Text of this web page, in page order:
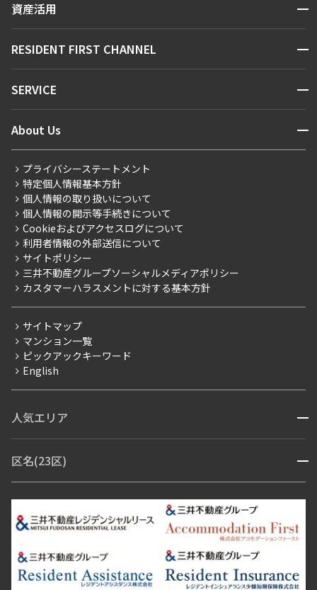
新着情報から探す
新着募集情報
こだわりから探す
こだわり一覧
プレミアムマンション
新築
当社限定（港区・渋谷区）
当社限定（港区・渋谷区以外）
三井不動産企画
賃料改定
フリーレント
ペット可
ブランドマンション
お問い合わせ
資産活用 開閉
お問い合わせ
RESIDENT FIRST CHANNEL 開閉
マンションレポート
住まいのコラム
SERVICE 開閉
会員ページ
ご入居・提携サービス
お部屋探しからご契約まで
よくあるご質問
社宅紹介
【仲介会社様向け】当社仲介事業部取り扱い物件入居申込
About Us 開閉
会社情報
事業案内
採用情報
ニュースリリース
お問い合わせ
プライバシーステートメント
特定個人情報基本方針
個人情報の取り扱いについて
個人情報の開示等手続きについて
Cookieおよびアクセスログについて
利用者情報の外部送信について
サイトポリシー
三井不動産グループソーシャルメディアポリシー
カスタマーハラスメントに対する基本方針
サイトマップ
マンション一覧
ピックアックキーワード
English
人気エリア 開閉
青山・表参道・原宿
市ヶ谷・神楽坂・飯田橋
三田・芝・浜松町
芝浦・汐留・品川
月島・勝どき・豊洲
本郷・春日・小石川
目白・高田馬場・早稲田
池尻大橋・三軒茶屋
祐天寺・学芸大学・自由が丘
駒沢・用賀・二子玉川
成城・砧
池袋・板橋・王子
区名(23区) 開閉
江東区 台東区 墨田区
中野区
豊島区
杉並区 板橋区 練馬区 荒川区
足立区
葛飾区
江戸川区